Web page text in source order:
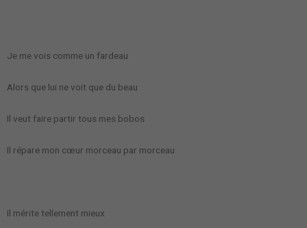
Je me vois comme un fardeau
Alors que lui ne voit que du beau
Il veut faire partir tous mes bobos
Il répare mon cœur morceau par morceau
Il mérite tellement mieux